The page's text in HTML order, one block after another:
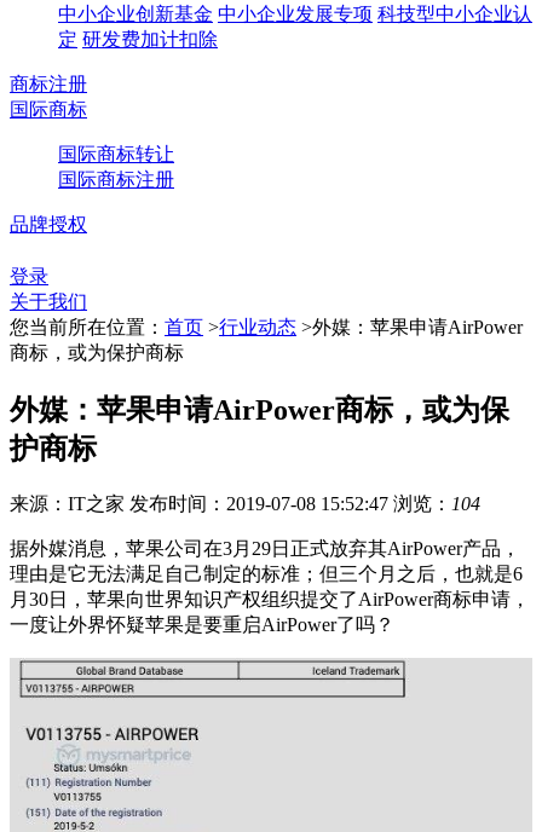
中小企业创新基金 中小企业发展专项 科技型中小企业认
定 研发费加计扣除
商标注册
国际商标
国际商标转让
国际商标注册
品牌授权
登录
关于我们
您当前所在位置： 首页 >行业动态 >外媒：苹果申请AirPower
商标，或为保护商标
外媒：苹果申请AirPower商标，或为保
护商标
来源：IT之家 发布时间：2019-07-08 15:52:47 浏览： 104
据外媒消息，苹果公司在3月29日正式放弃其AirPower产品，
理由是它无法满足自己制定的标准；但三个月之后，也就是6
月30日，苹果向世界知识产权组织提交了AirPower商标申请，
一度让外界怀疑苹果是要重启AirPower了吗？